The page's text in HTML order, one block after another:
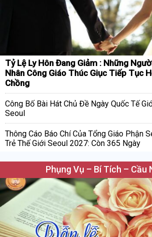
Tỷ Lệ Ly Hôn Đang Giảm : Những
Nhân Công Giáo Thúc Giục Tiếp Tục
Chồng
Công Bố Bài Hát Chủ Đề Ngày Quốc Tế
Seoul
Thông Cáo Báo Chí Của Tổng Giáo Phận
Trẻ Thế Giới Seoul 2027: Còn 365 Ngày
Phụng Vụ – Bí Tích – Cầu